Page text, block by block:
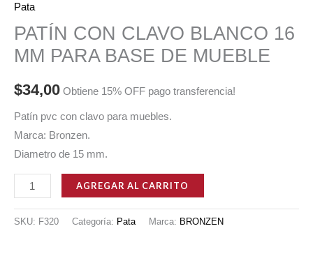
Pata
PATÍN CON CLAVO BLANCO 16
MM PARA BASE DE MUEBLE
$34,00 Obtiene 15% OFF pago transferencia!
Patín pvc con clavo para muebles.
Marca: Bronzen.
Diametro de 15 mm.
PATÍN
CON
CLAVO
AGREGAR AL CARRITO
SKU: F320 Categoría: Pata Marca: BRONZEN